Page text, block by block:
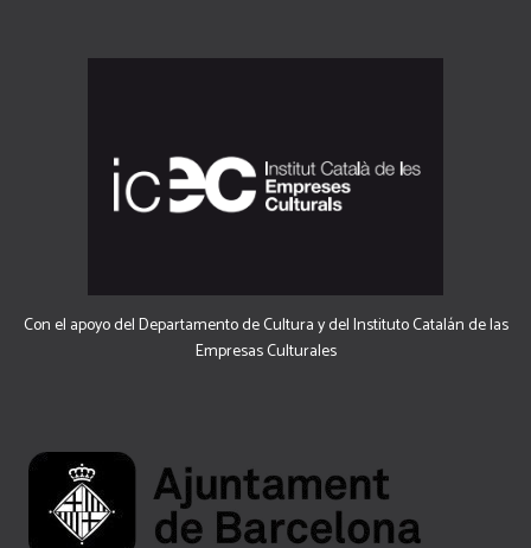
Con el apoyo del Departamento de Cultura y del Instituto Catalán de las
Empresas Culturales